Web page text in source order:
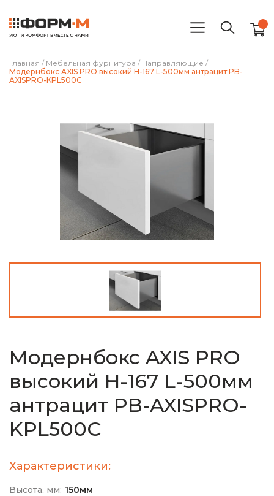
Главная / Мебельная фурнитура / Направляющие /
Модернбокс AXIS PRO высокий H-167 L-500мм антрацит PB-
AXISPRO-KPL500C
Модернбокс AXIS PRO
высокий H-167 L-500мм
антрацит PB-AXISPRO-
KPL500C
Характеристики:
Высота, мм: 150мм